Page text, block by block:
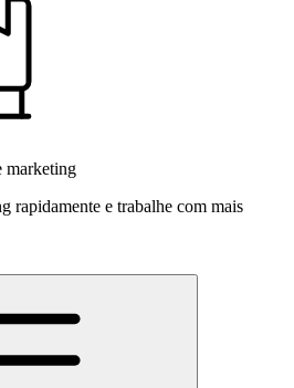
marketing
rapidamente e trabalhe com mais